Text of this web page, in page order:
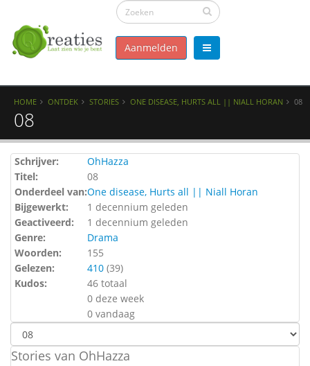
Aanmelden
HOME ONTDEK STORIES ONE DISEASE, HURTS ALL || NIALL HORAN 08
08
Schrijver:
OhHazza
Titel:
08
Onderdeel van:One disease, Hurts all || Niall Horan
Bijgewerkt:
1 decennium geleden
Geactiveerd:
1 decennium geleden
Genre:
Drama
Woorden:
155
Gelezen:
410 (39)
Kudos:
46 totaal
0 deze week
0 vandaag
Stories van OhHazza